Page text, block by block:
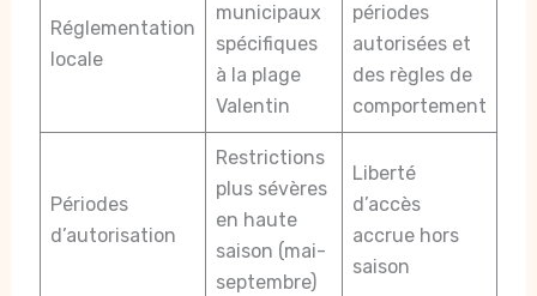
Réglementation
locale
municipaux
spécifiques
à la plage
Valentin
périodes
autorisées et
des règles de
comportement
Périodes
d’autorisation
Restrictions
plus sévères
en haute
saison (mai-
septembre)
Liberté
d’accès
accrue hors
saison